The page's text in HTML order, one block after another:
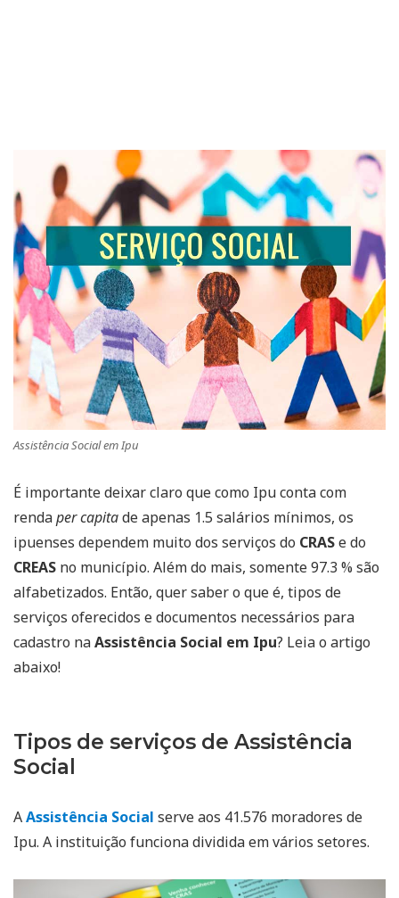
Assistência Social em Ipu
É importante deixar claro que como Ipu conta com
rendaper capitade apenas 1.5 salários mínimos, os
ipuenses dependem muito dos serviços do CRASe do
CREAS no município. Além do mais, somente 97.3 % são
alfabetizados. Então, quer saber o que é, tipos de
serviços oferecidos e documentos necessários para
cadastro naAssistência Social em Ipu? Leia o artigo
abaixo!
Tipos de serviços de Assistência
Social
AAssistência Social serve aos 41.576 moradores de
Ipu. A instituição funciona dividida em vários setores.